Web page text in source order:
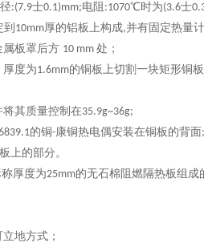
:(7.9士0.1)mm;电阻 :1070℃时为(3.6士
10mm厚的铝板上构成,并有固定热量
属板罩后方 10 mm 处 ；
厚度为1.6mm的铜板上切割一块矩形铜板
其质量控制在35.9g~36g;
的铜-康铜热电偶安装在铜板的背面;
上的部分。
称厚度为25mm的无石棉阻燃隔热板组成
地方式；